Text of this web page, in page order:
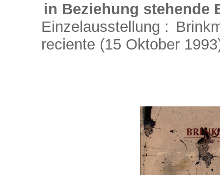
in Beziehung stehende
Einzelausstellung :
reciente (15 Oktober